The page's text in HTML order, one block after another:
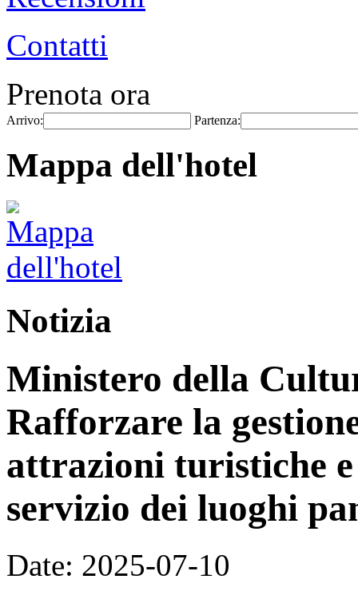
Contatti
Prenota ora
Arrivo: Partenza:
Mappa dell'hotel
Notizia
Ministero della
Rafforzare la
attrazioni turistiche
servizio dei luoghi
Date: 2025-07-10